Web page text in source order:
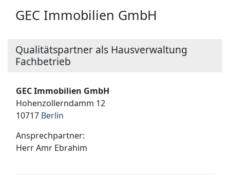
GEC Immobilien GmbH
Qualitätspartner als Hausverwaltung
Fachbetrieb
GEC Immobilien GmbH
Hohenzollerndamm 12
10717 Berlin
Ansprechpartner:
HerrAmr Ebrahim